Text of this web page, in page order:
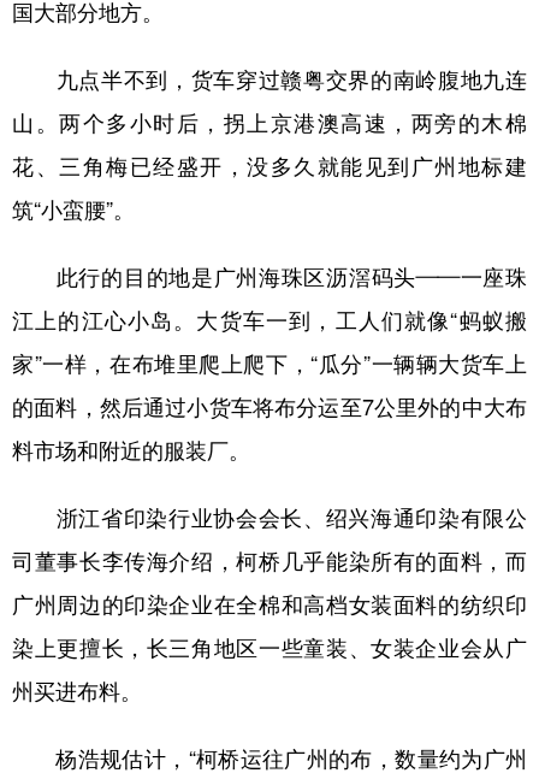
国大部分地方。
九点半不到，货车穿过赣粤交界的南岭腹地九连
山。两个多小时后，拐上京港澳高速，两旁的木棉
花、三角梅已经盛开，没多久就能见到广州地标建
筑“小蛮腰”。
此行的目的地是广州海珠区沥滘码头——一座珠
江上的江心小岛。大货车一到，工人们就像“蚂蚁搬
家”一样，在布堆里爬上爬下，“瓜分”一辆辆大货车上
的面料，然后通过小货车将布分运至7公里外的中大布
料市场和附近的服装厂。
浙江省印染行业协会会长、绍兴海通印染有限公
司董事长李传海介绍，柯桥几乎能染所有的面料，而
广州周边的印染企业在全棉和高档女装面料的纺织印
染上更擅长，长三角地区一些童装、女装企业会从广
州买进布料。
杨浩规估计，“柯桥运往广州的布，数量约为广州